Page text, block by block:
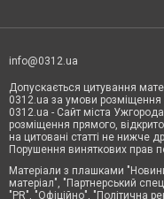
info@0312.ua
Допускається цитування
0312.ua за умови розміщення
0312.ua - Сайт міста
розміщення прямого,
на цитовані статті не нижче
Порушення виняткових прав
Матеріали з плашками
матеріал", "Партнерський
"PR", "Офіційно", "Політична